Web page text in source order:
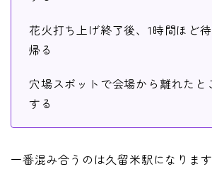
花火打ち上げ終了後、1時間ほど
帰る
穴場スポットで会場から離れたと
する
一番混み合うのは久留米駅になりま